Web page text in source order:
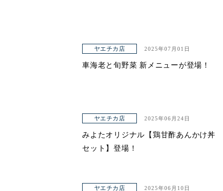
ヤエチカ店 2025年07月01日
車海老と旬野菜 新メニューが登場！
ヤエチカ店 2025年06月24日
みよたオリジナル【鶏甘酢あんかけ丼
セット】登場！
ヤエチカ店 2025年06月10日